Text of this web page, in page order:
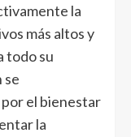
la
más altos y
todo su
se
el bienestar
la